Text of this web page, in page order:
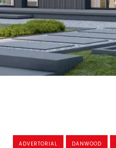
ADVERTORIAL DANWOOD